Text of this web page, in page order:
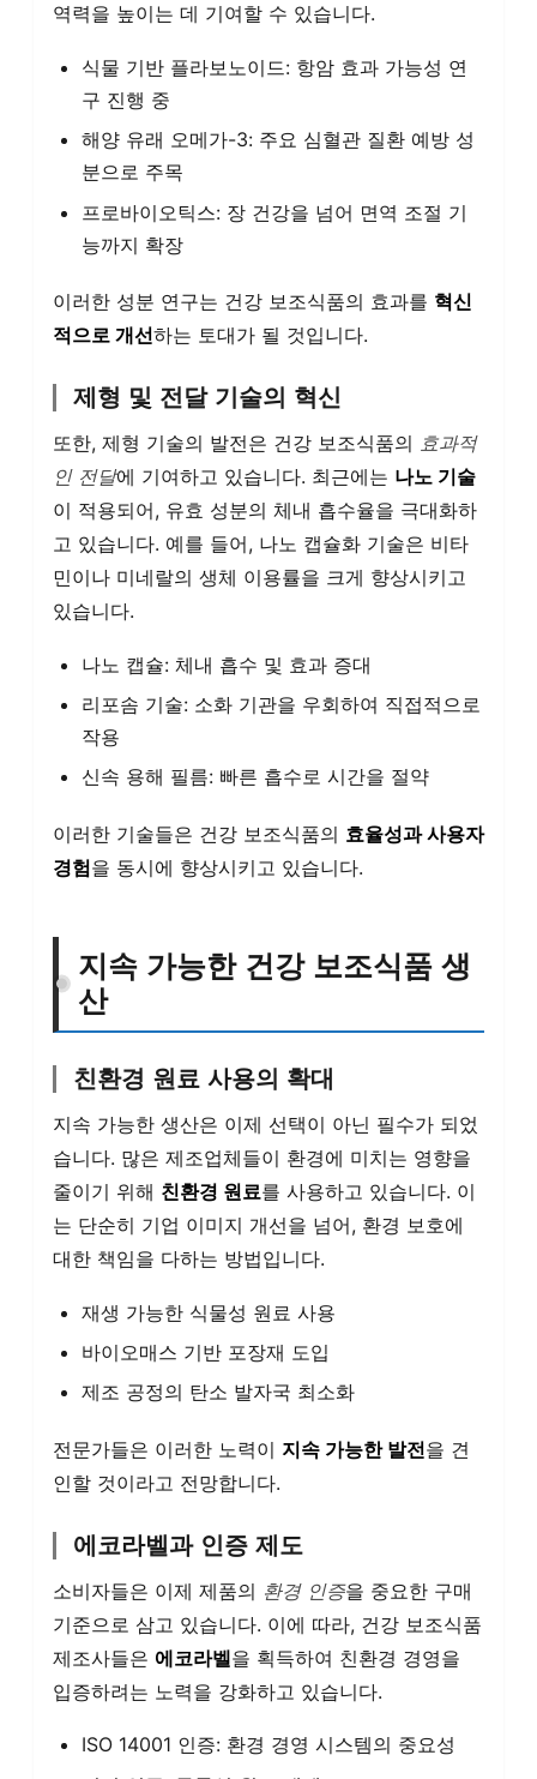
역력을 높이는 데 기여할 수 있습니다.
식물 기반 플라보노이드: 항암 효과 가능성 연
구 진행 중
해양 유래 오메가-3: 주요 심혈관 질환 예방 성
분으로 주목
프로바이오틱스: 장 건강을 넘어 면역 조절 기
능까지 확장
이러한 성분 연구는 건강 보조식품의 효과를 혁신
적으로 개선하는 토대가 될 것입니다.
제형 및 전달 기술의 혁신
또한, 제형 기술의 발전은 건강 보조식품의 효과적
인 전달에 기여하고 있습니다. 최근에는 나노 기술
이 적용되어, 유효 성분의 체내 흡수율을 극대화하
고 있습니다. 예를 들어, 나노 캡슐화 기술은 비타
민이나 미네랄의 생체 이용률을 크게 향상시키고
있습니다.
나노 캡슐: 체내 흡수 및 효과 증대
리포솜 기술: 소화 기관을 우회하여 직접적으로
작용
신속 용해 필름: 빠른 흡수로 시간을 절약
이러한 기술들은 건강 보조식품의 효율성과 사용자
경험을 동시에 향상시키고 있습니다.
지속 가능한 건강 보조식품 생
산
친환경 원료 사용의 확대
지속 가능한 생산은 이제 선택이 아닌 필수가 되었
습니다. 많은 제조업체들이 환경에 미치는 영향을
줄이기 위해 친환경 원료를 사용하고 있습니다. 이
는 단순히 기업 이미지 개선을 넘어, 환경 보호에
대한 책임을 다하는 방법입니다.
재생 가능한 식물성 원료 사용
바이오매스 기반 포장재 도입
제조 공정의 탄소 발자국 최소화
전문가들은 이러한 노력이 지속 가능한 발전을 견
인할 것이라고 전망합니다.
에코라벨과 인증 제도
소비자들은 이제 제품의 환경 인증을 중요한 구매
기준으로 삼고 있습니다. 이에 따라, 건강 보조식품
제조사들은 에코라벨을 획득하여 친환경 경영을
입증하려는 노력을 강화하고 있습니다.
ISO 14001 인증: 환경 경영 시스템의 중요성